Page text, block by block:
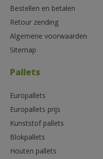
Bestellen en betalen
Retour zending
Algemene voorwaarden
Sitemap
Pallets
Europallets
Europallets prijs
Kunststof pallets
Blokpallets
Houten pallets